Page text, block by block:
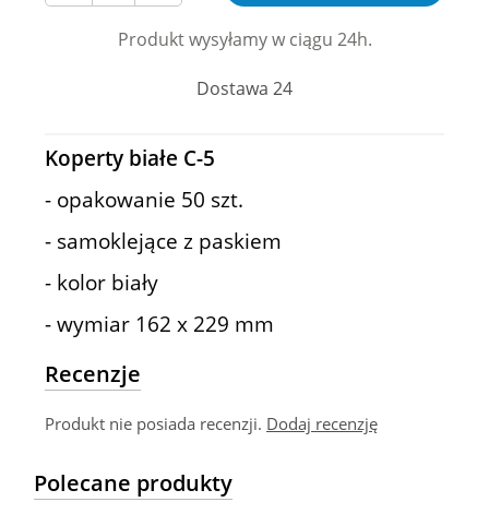
Produkt wysyłamy w ciągu 24h.
Dostawa 24
Koperty białe C-5
- opakowanie 50 szt.
- samoklejące z paskiem
- kolor biały
- wymiar 162 x 229 mm
Recenzje
Produkt nie posiada recenzji. Dodaj recenzję
Polecane produkty